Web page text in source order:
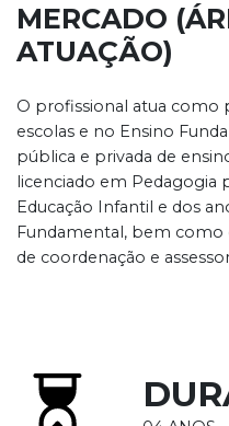
MERCADO
ATUAÇÃO)
O profissional atua como
escolas e no Ensino
pública e privada de
licenciado em Pedagogia
Educação Infantil e dos
Fundamental, bem como
de coordenação e